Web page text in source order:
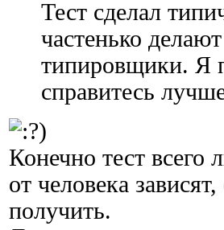
Тест сделал
частенько
типировщики. Я
справитесь
Конечно тест всего
от человека
получить.